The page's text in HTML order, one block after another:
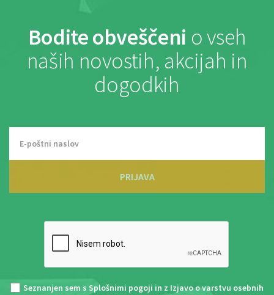
Bodite obveščeni o vseh
naših novostih, akcijah in
dogodkih
PRIJAVA
Seznanjen sem s Splošnimi pogoji in z Izjavo o varstvu osebnih